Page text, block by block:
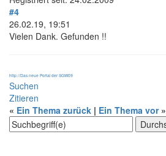
#4
26.02.19, 19:51
Vielen Dank. Gefunden !!
http://Das neue Portal der SGW09
Suchen
Zitieren
« Ein Thema zurück | Ein Thema vor»